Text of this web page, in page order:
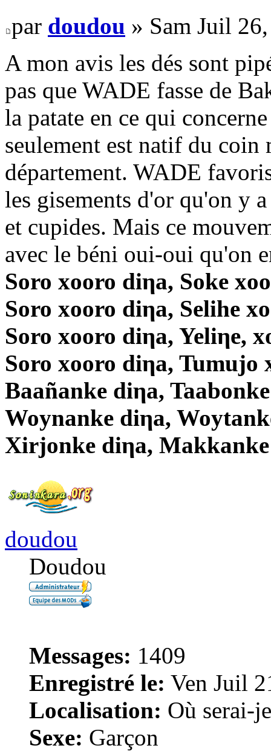
par doudou » Sam Juil
A mon avis les dés sont
pas que WADE fasse de
la patate en ce qui
seulement est natif du coin
département. WADE
les gisements d'or qu'on y
et cupides. Mais ce
avec le béni oui-oui qu'on
Soro xooro diηa, Soke
Soro xooro diηa, Selihe
Soro xooro diηa, Yeliηe,
Soro xooro diηa, Tumujo
Baañanke diηa,
Woynanke diηa,
Xirjonke diηa,
doudou
Doudou
Messages: 1409
Enregistré le: Ven Juil
Localisation: Où serai-
Sexe: Garçon